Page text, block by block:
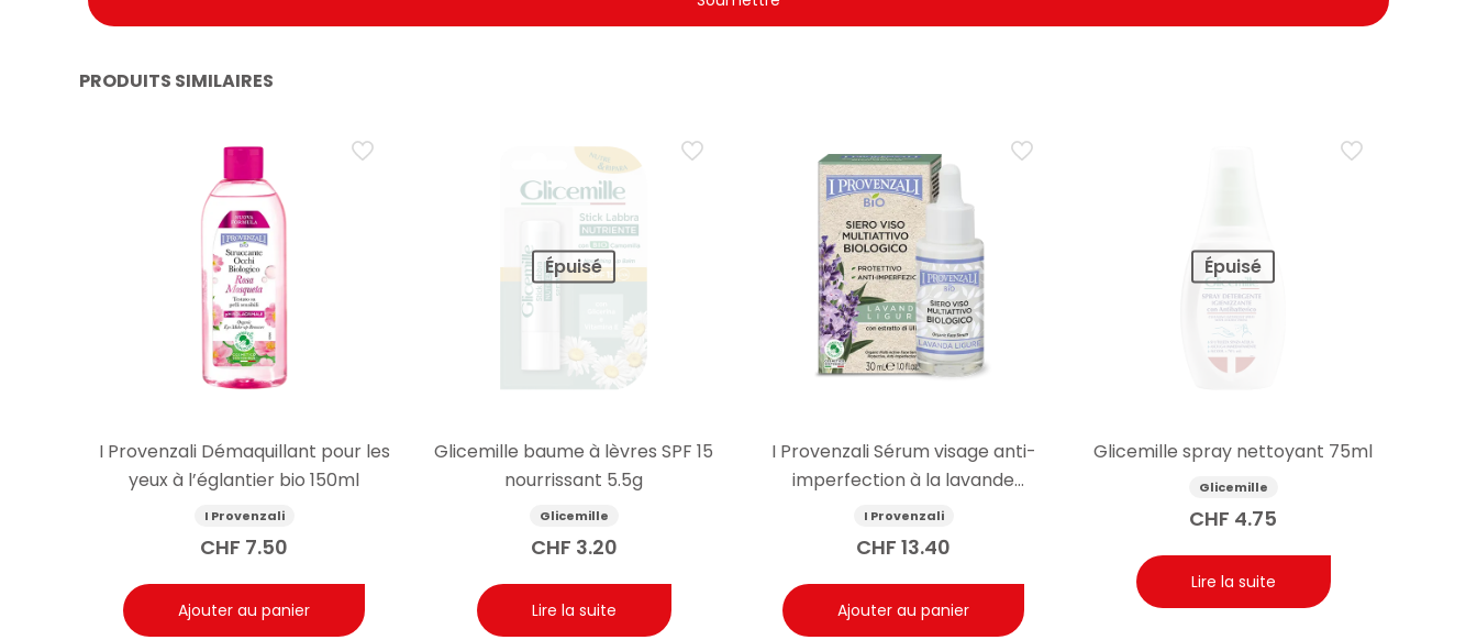
PRODUITS SIMILAIRES
I Provenzali Démaquillant pour les
yeux à l’églantier bio 150ml
I Provenzali
CHF 7.50
Ajouter au panier
Épuisé
Glicemille baume à lèvres SPF 15
nourrissant 5.5g
Glicemille
CHF 3.20
Lire la suite
I Provenzali Sérum visage anti-
imperfection à la lavande
biologique 30ml
I Provenzali
CHF 13.40
Ajouter au panier
Épuisé
Glicemille spray nettoyant 75ml
Glicemille
CHF 4.75
Lire la suite